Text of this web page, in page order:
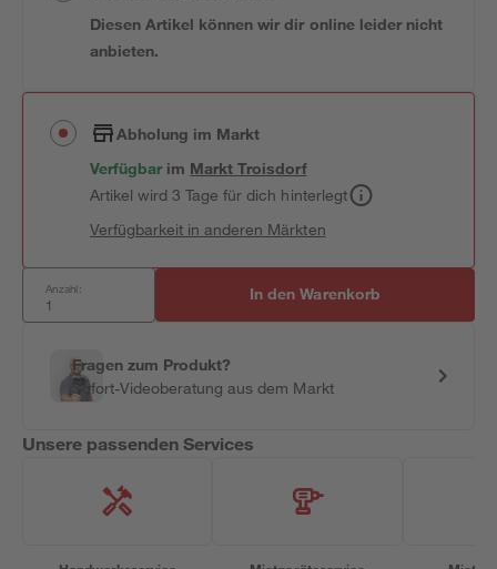
Diesen Artikel können wir dir online leider nicht
anbieten.
Abholung im Markt
Verfügbar im MarktTroisdorf
Artikel wird 3 Tage für dich hinterlegt
Verfügbarkeit in anderen Märkten
Anzahl: In den Warenkorb
Fragen zum Produkt?
Sofort-Videoberatung aus dem Markt
Unsere passenden Services